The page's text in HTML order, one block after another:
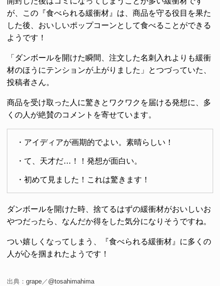
が、この『食べられる緩衝材』は、商品を守る役目を果た
した後、おいしいポップコーンとして食べることができる
ようです！
「ダンボールを開けた瞬間、注文した名刺入れよりも緩衝
材のほうにテンションが上がりました」とつづっていた、
投稿者さん。
商品を受け取った人に驚きとワクワクを届ける発想に、多
くの人が絶賛のコメントを寄せています。
・アイディアが画期的でよい。素晴らしい！
・て、天才だ…！！発想が面白い。
・初めて見ました！これは驚きます！
ダンボールを開けた時、捨てるはずの緩衝材がおいしいお
やつだったら、なんだか得をした気分になりそうですね。
つい嬉しくなってしまう、『食べられる緩衝材』に多くの
人が心を掴まれたようです！
出典： grape／ @tosahimahima